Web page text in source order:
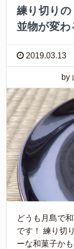
練り切りの
並物が変わ
2019.03.13
by
どうも月島で
です！ 練り切
ーな和菓子か